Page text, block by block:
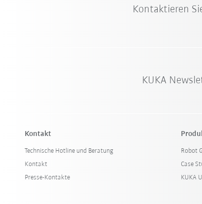
Kontaktieren
KUKA
Kontakt
Technische Hotline und Beratung
Kontakt
Presse-Kontakte
Robot
Case
KUKA